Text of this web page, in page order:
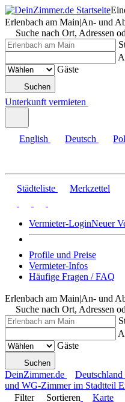
Erlenbach am Main|An- und
Suche nach Ort, Adressen
Gäste
Suchen
Unterkunft vermieten
English Deutsch
Städteliste Merkzettel
Vermieter-LoginNeuer
Profile und Preise
Vermieter-Infos
Häufige Fragen / FAQ
Erlenbach am Main|An- und
Suche nach Ort, Adressen
Gäste
Suchen
DeinZimmer.de Deutschland
und WG-Zimmer im Stadtteil
Filter
Sortieren
Karte